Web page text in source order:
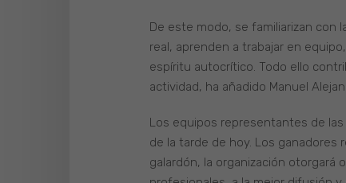
De este modo, se familiarizan con
real, aprenden a trabajar en
espíritu autocrítico. Todo ello
actividad, ha añadido Manuel
Los equipos representantes de
de la tarde de hoy. Los ganadores
galardón, la organización otorgará